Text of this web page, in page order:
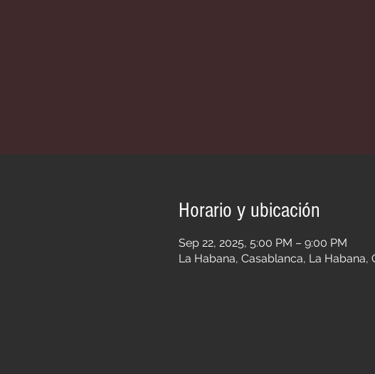
Horario y ubicación
Sep 22, 2025, 5:00 PM – 9:00 PM
La Habana, Casablanca, La Habana,